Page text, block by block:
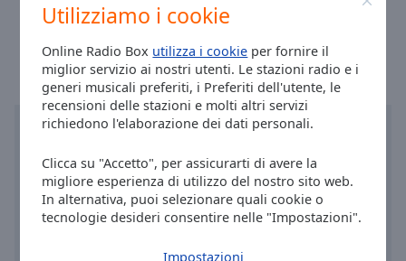
Utilizziamo i cookie
Online Radio Box utilizza i cookie per fornire il
miglior servizio ai nostri utenti. Le stazioni radio e i
generi musicali preferiti, i Preferiti dell'utente, le
recensioni delle stazioni e molti altri servizi
richiedono l'elaborazione dei dati personali.
Clicca su "Accetto", per assicurarti di avere la
migliore esperienza di utilizzo del nostro sito web.
In alternativa, puoi selezionare quali cookie o
tecnologie desideri consentire nelle "Impostazioni".
Impostazioni
Family
Ora a Miskolc:20:53 08.08.2026